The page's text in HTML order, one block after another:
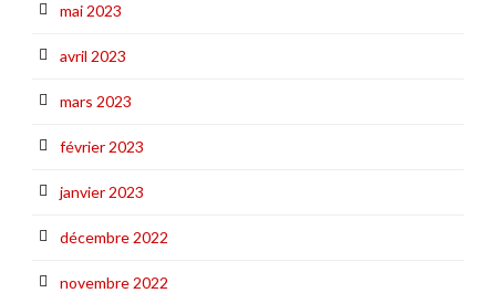
mai 2023
avril 2023
mars 2023
février 2023
janvier 2023
décembre 2022
novembre 2022